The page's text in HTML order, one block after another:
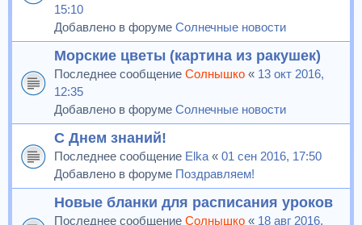
15:10
Добавлено в форуме Солнечные новости
Морские цветы (картина из ракушек)
Последнее сообщение Солнышко « 13 окт 2016,
12:35
Добавлено в форуме Солнечные новости
С Днем знаний!
Последнее сообщение Elka « 01 сен 2016, 17:50
Добавлено в форуме Поздравляем!
Новые бланки для расписания уроков
Последнее сообщение Солнышко « 18 авг 2016,